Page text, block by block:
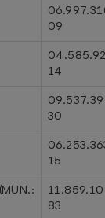
09
14
30
15
83